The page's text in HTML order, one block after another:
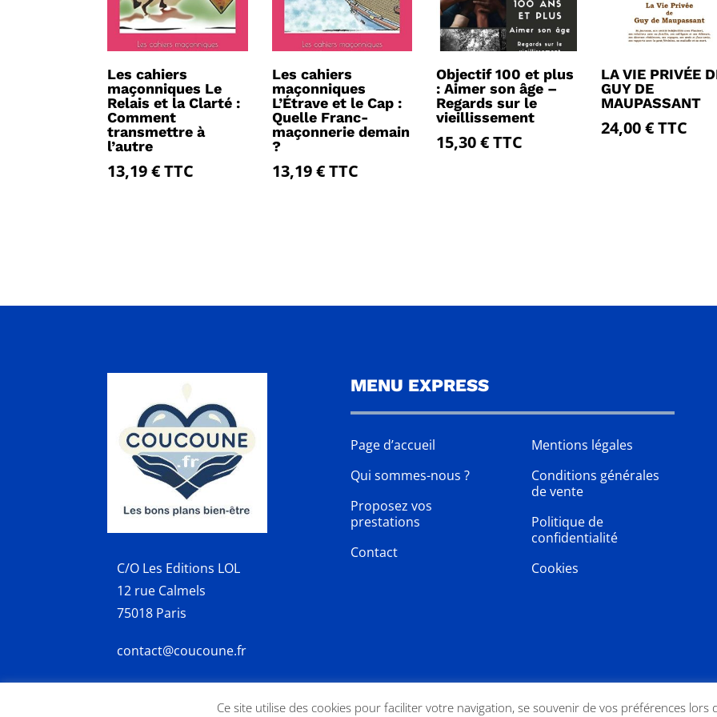
Les cahiers
maçonniques Le
Relais et la Clarté :
Comment
transmettre à
l’autre
13,19€ TTC
Les cahiers
maçonniques
L’Étrave et le Cap :
Quelle Franc-
maçonnerie demain
?
13,19€TTC
Objectif 100 et plus
: Aimer son âge –
Regards sur le
vieillissement
15,30€TTC
LA VIE PRIVÉE
GUY DE
MAUPASSANT
24,00€TTC
C/O Les Editions LOL
12 rue Calmels
75018 Paris
contact@coucoune.fr
MENU EXPRESS
Page d’accueil
Qui sommes-nous ?
Proposez vos
prestations
Contact
Mentions légales
Conditions générales
de vente
Politique de
confidentialité
Cookies
Ce site utilise des cookies pour faciliter votre navigation, se souvenir de vos préférences lors